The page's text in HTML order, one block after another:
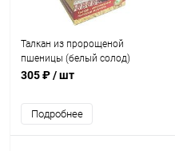
Талкан из пророщеной
пшеницы (белый солод)
"Витазар" / 500 г**
305 ₽/ шт
Подробнее